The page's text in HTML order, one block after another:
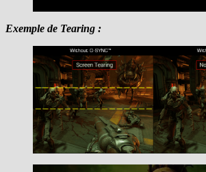
Exemple de Tearing :